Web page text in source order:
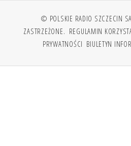
© POLSKIE RADIO SZCZECIN
ZASTRZEŻONE. REGULAMIN
PRYWATNOŚCI BIULETYN